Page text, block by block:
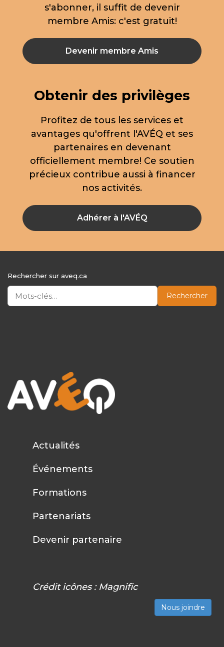
s'abonner, il suffit de devenir
membre Amis: c'est gratuit!
Devenir membre Amis
Obtenir des privilèges
Profitez de tous les services et
avantages qu'offrent l'AVÉQ et ses
partenaires en devenant
officiellement membre! Ce soutien
précieux contribue aussi à financer
nos activités.
Adhérer à l'AVÉQ
Rechercher sur aveq.ca
Rechercher
Actualités
Événements
Formations
Partenariats
Devenir partenaire
Crédit icônes : Magnific
Nous joindre